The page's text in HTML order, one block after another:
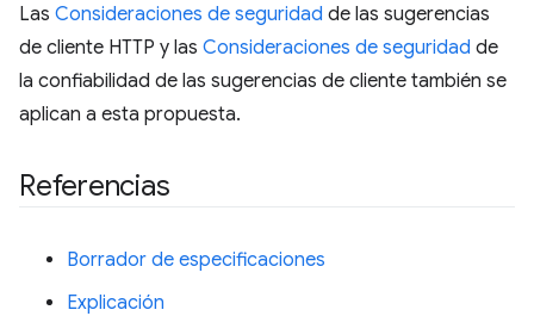
Las Consideraciones de seguridad de las sugerencias
de cliente HTTP y las Consideraciones de seguridad de
la confiabilidad de las sugerencias de cliente también se
aplican a esta propuesta.
Referencias
Borrador de especificaciones
Explicación